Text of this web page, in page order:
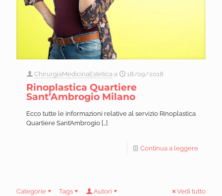
ChirurgiaMedicinaEstetica a 18/09/2018
Rinoplastica Quartiere
Sant’Ambrogio Milano
Ecco tutte le informazioni relative al servizio Rinoplastica
Quartiere Sant’Ambrogio […]
Continua a leggere
Categorie Tags Autori Vedi tutto